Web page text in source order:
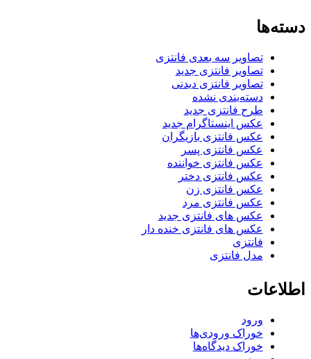
دسته‌ها
تصاویر سه بعدی فانتزی
تصاویر فانتزی جدید
تصاویر فانتزی دیدنی
دسته‌بندی نشده
طرح فانتزی جدید
عکس اینستاگرام جدید
عکس فانتزی بازیگران
عکس فانتزی پسر
عکس فانتزی خواننده
عکس فانتزی دختر
عکس فانتزی زن
عکس فانتزی مرد
عکس های فانتزی جدید
عکس های فانتزی خنده دار
فانتزی
مدل فانتزی
اطلاعات
ورود
خوراک ورودی‌ها
خوراک دیدگاه‌ها